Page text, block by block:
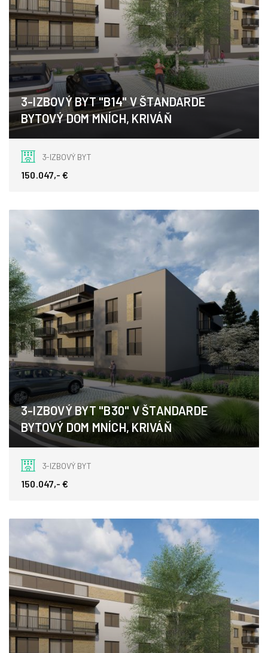
3-IZBOVÝ BYT "B14" V ŠTANDARDE
BYTOVÝ DOM MNÍCH, KRIVÁŇ
Kriváň
3-IZBOVÝ BYT
150.047,- €
3-IZBOVÝ BYT "B30" V ŠTANDARDE
BYTOVÝ DOM MNÍCH, KRIVÁŇ
Kriváň
3-IZBOVÝ BYT
150.047,- €